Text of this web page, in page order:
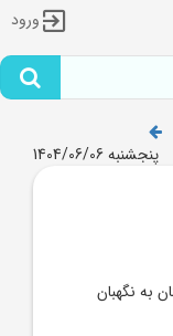
ورود
پنجشنبه 1404/06/06